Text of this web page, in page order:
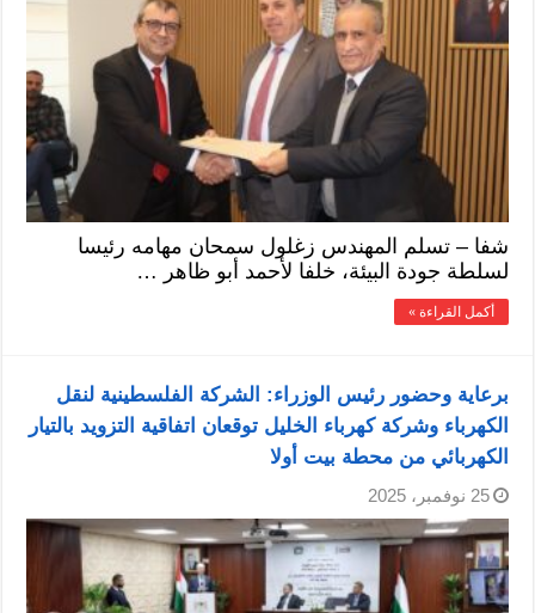
شفا – تسلم المهندس زغلول سمحان مهامه رئيسا
لسلطة جودة البيئة، خلفا لأحمد أبو ظاهر …
أكمل القراءة »
برعاية وحضور رئيس الوزراء: الشركة الفلسطينية لنقل
الكهرباء وشركة كهرباء الخليل توقعان اتفاقية التزويد بالتيار
الكهربائي من محطة بيت أولا
25 نوفمبر، 2025